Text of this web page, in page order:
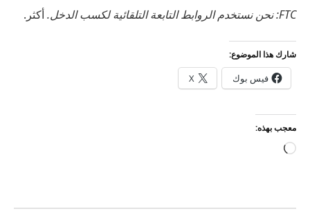
FTC: نحن نستخدم الروابط التابعة التلقائية لكسب الدخل. أكثر.
شارك هذا الموضوع:
فيس بوك X
معجب بهذه:
جاري